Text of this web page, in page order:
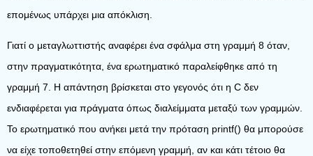
επομένως υπάρχει μια απόκλιση.
Γιατί ο μεταγλωττιστής αναφέρει ένα σφάλμα στη γραμμή 8 όταν,
στην πραγματικότητα, ένα ερωτηματικό παραλείφθηκε από τη
γραμμή 7. Η απάντηση βρίσκεται στο γεγονός ότι η C δεν
ενδιαφέρεται για πράγματα όπως διαλείμματα μεταξύ των γραμμών.
Το ερωτηματικό που ανήκει μετά την πρόταση printf() θα μπορούσε
να είχε τοποθετηθεί στην επόμενη γραμμή, αν και κάτι τέτοιο θα